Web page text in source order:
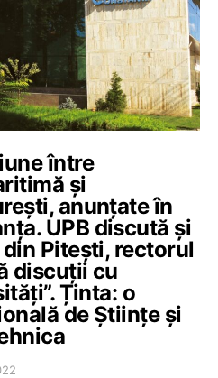
între
și
anunțate în
UPB discută și
Pitești, rectorul
discuții cu
Ținta: o
de Științe și